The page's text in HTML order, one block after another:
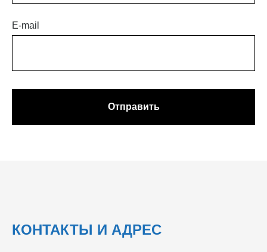
E-mail
Отправить
КОНТАКТЫ И АДРЕС